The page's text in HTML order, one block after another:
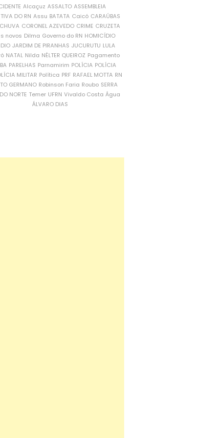
Alcaçuz ASSALTO ASSEMBLEIA
DO RN Assu BATATA Caicó CARAÚBAS
CORONEL AZEVEDO CRIME CRUZETA
novos Dilma Governo do RN HOMICÍDIO
JARDIM DE PIRANHAS JUCURUTU LULA
NATAL Nilda NÉLTER QUEIROZ Pagamento
PARELHAS Parnamirim POLÍCIA POLÍCIA
MILITAR Política PRF RAFAEL MOTTA RN
GERMANO Robinson Faria Roubo SERRA
NORTE Temer UFRN Vivaldo Costa Água
ÁLVARO DIAS